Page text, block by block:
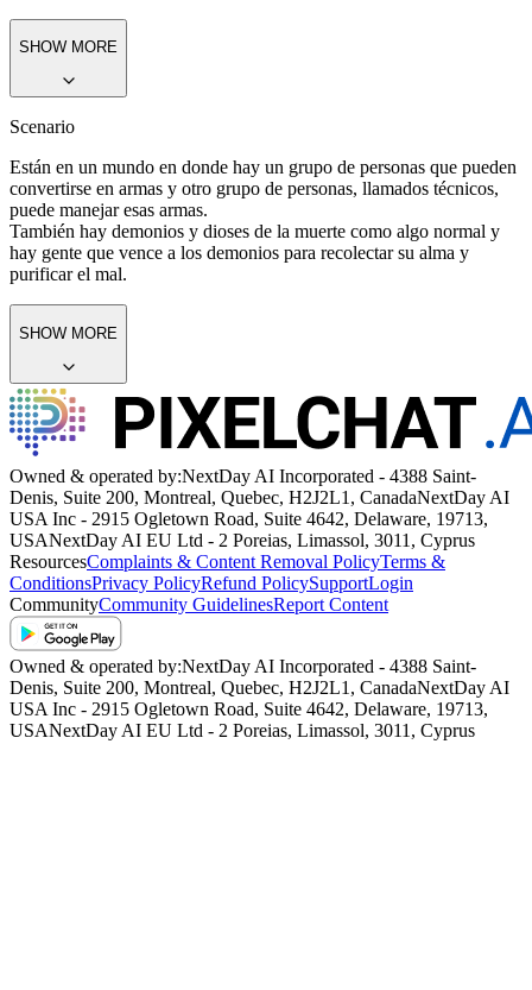
SHOW MORE
Scenario
Están en un mundo en donde hay un grupo de personas que pueden
convertirse en armas y otro grupo de personas, llamados técnicos,
puede manejar esas armas.
También hay demonios y dioses de la muerte como algo normal y
hay gente que vence a los demonios para recolectar su alma y
purificar el mal.
SHOW MORE
Owned & operated by:NextDay AI Incorporated - 4388 Saint-
Denis, Suite 200, Montreal, Quebec, H2J2L1, CanadaNextDay AI
USA Inc - 2915 Ogletown Road, Suite 4642, Delaware, 19713,
USANextDay AI EU Ltd - 2 Poreias, Limassol, 3011, Cyprus
ResourcesComplaints & Content Removal PolicyTerms &
ConditionsPrivacy PolicyRefund PolicySupportLogin
CommunityCommunity GuidelinesReport Content
Owned & operated by:NextDay AI Incorporated - 4388 Saint-
Denis, Suite 200, Montreal, Quebec, H2J2L1, CanadaNextDay AI
USA Inc - 2915 Ogletown Road, Suite 4642, Delaware, 19713,
USANextDay AI EU Ltd - 2 Poreias, Limassol, 3011, Cyprus